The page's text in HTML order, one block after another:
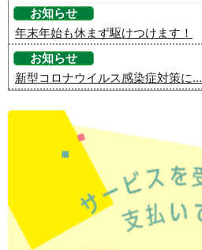
お知らせ
年末年始も休まず駆けつけます！
お知らせ
新型コロナウイルス感染症対策に...